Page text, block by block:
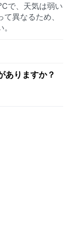
で、天気は弱い
異なるため、
ありますか？